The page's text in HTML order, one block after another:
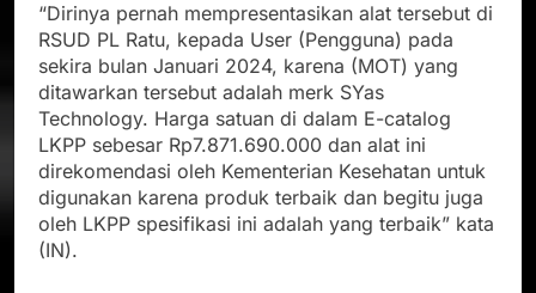
“Dirinya pernah mempresentasikan alat tersebut di
RSUD PL Ratu, kepada User (Pengguna) pada
sekira bulan Januari 2024, karena (MOT) yang
ditawarkan tersebut adalah merk SYas
Technology. Harga satuan di dalam E-catalog
LKPP sebesar Rp7.871.690.000 dan alat ini
direkomendasi oleh Kementerian Kesehatan untuk
digunakan karena produk terbaik dan begitu juga
oleh LKPP spesifikasi ini adalah yang terbaik” kata
(IN).